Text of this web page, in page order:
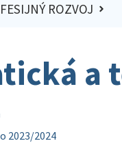
ROZVOJ
a
2023/2024